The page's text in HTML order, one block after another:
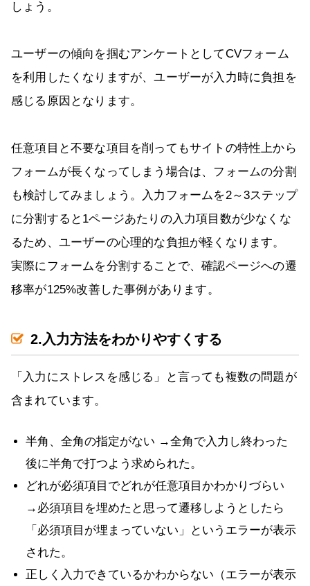
しょう。
ユーザーの傾向を掴むアンケートとしてCVフォーム
を利用したくなりますが、ユーザーが入力時に負担を
感じる原因となります。
任意項目と不要な項目を削ってもサイトの特性上から
フォームが長くなってしまう場合は、フォームの分割
も検討してみましょう。入力フォームを2～3ステップ
に分割すると1ページあたりの入力項目数が少なくな
るため、ユーザーの心理的な負担が軽くなります。
実際にフォームを分割することで、確認ページへの遷
移率が125%改善した事例があります。
2.入力方法をわかりやすくする
「入力にストレスを感じる」と言っても複数の問題が
含まれています。
半角、全角の指定がない →全角で入力し終わった
後に半角で打つよう求められた。
どれが必須項目でどれが任意項目かわかりづらい
→必須項目を埋めたと思って遷移しようとしたら
「必須項目が埋まっていない」というエラーが表示
された。
正しく入力できているかわからない（エラーが表示